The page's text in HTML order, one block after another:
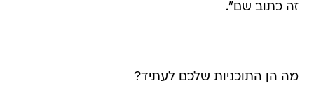
זה כתוב שם".
מה הן התוכניות שלכם לעתיד?